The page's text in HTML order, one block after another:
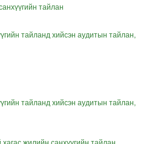
тайлан
тайланд хийсэн аудитын тайлан,
тайланд хийсэн аудитын тайлан,
жилийн санхүүгийн тайлан